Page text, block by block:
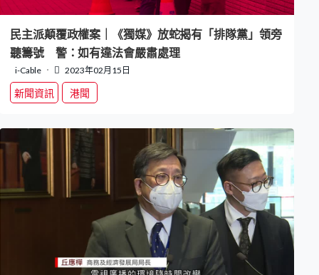
民主派顛覆政權案｜《獨媒》放蛇揭有「排隊黨」領旁
聽籌號 警：如有違法會嚴肅處理
i-Cable 2023年02月15日
新聞資訊 港聞